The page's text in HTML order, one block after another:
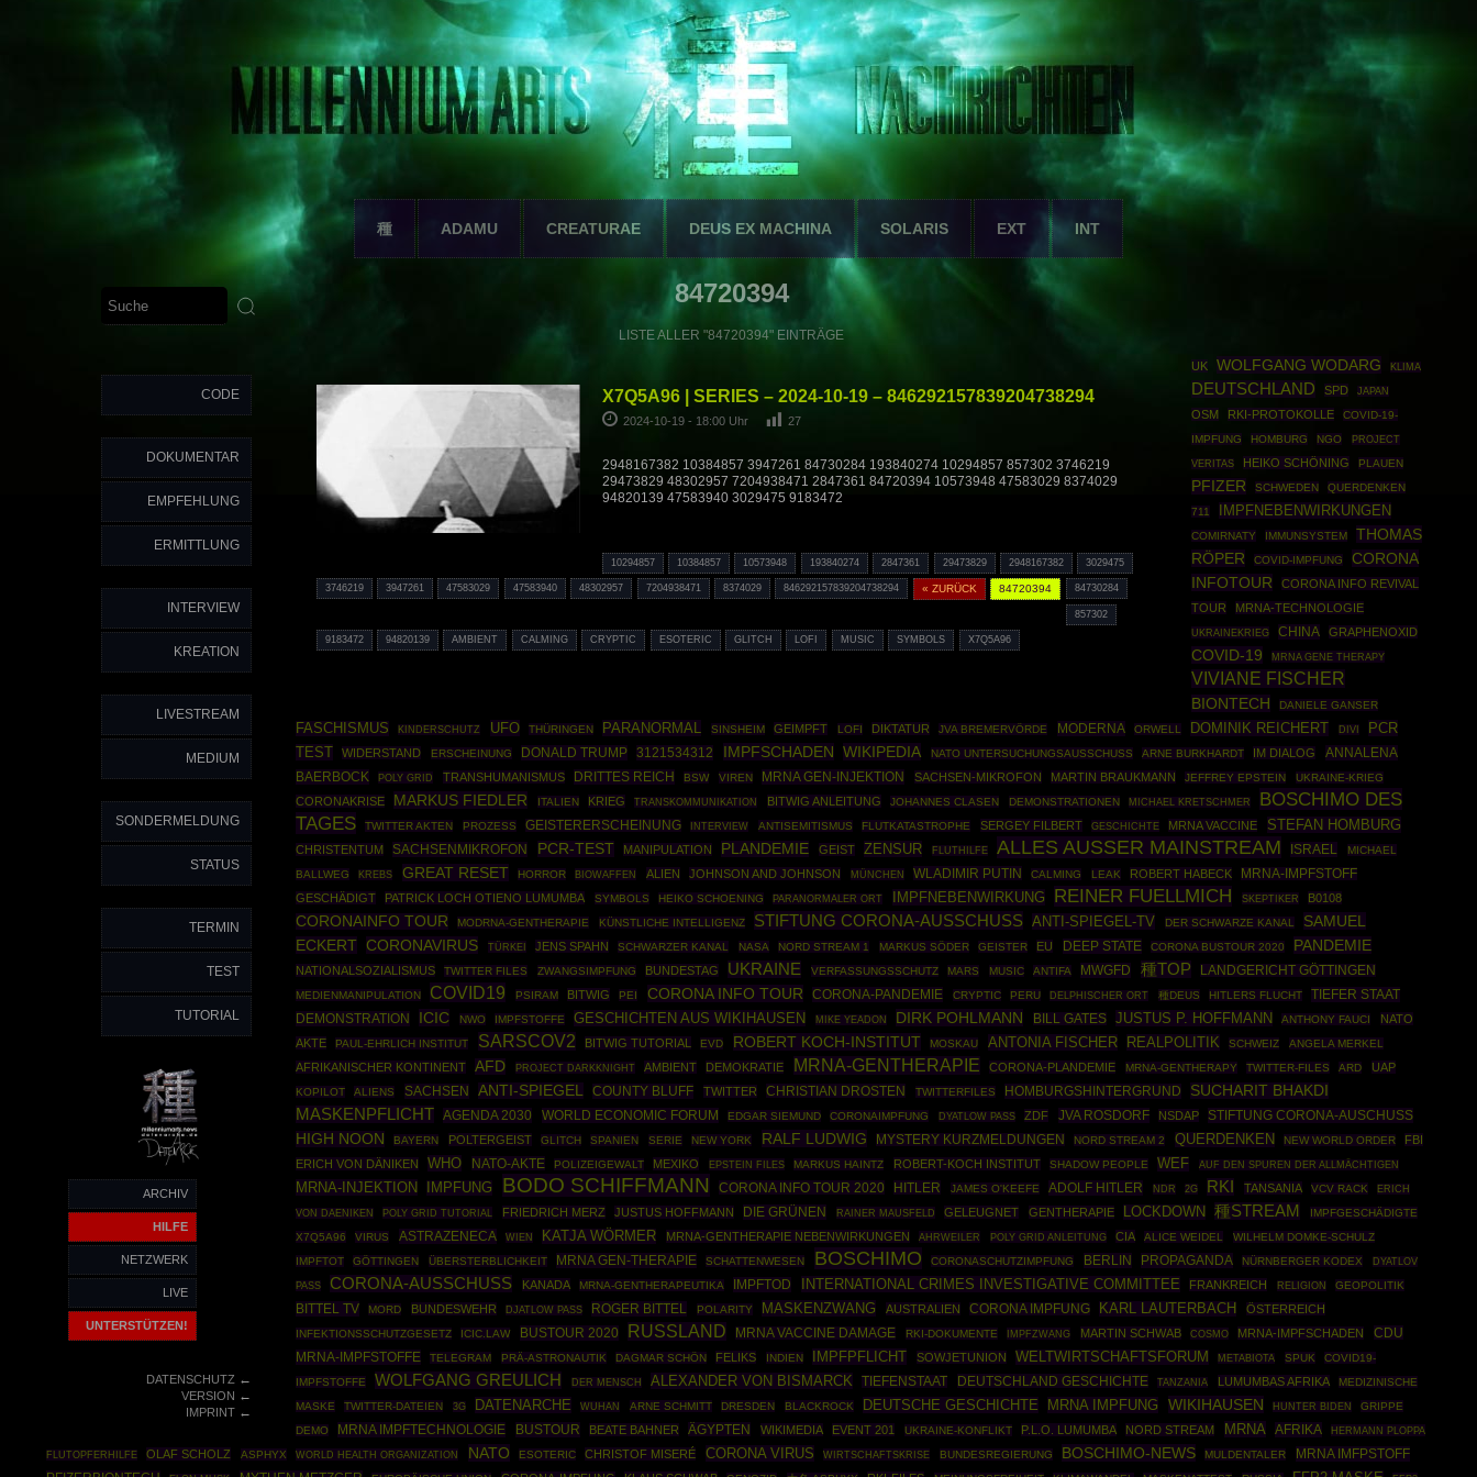
種 ADAMU CREATURAE DEUS EX MACHINA SOLARIS EXT INT
CODE
DOKUMENTAR
EMPFEHLUNG
ERMITTLUNG
INTERVIEW
KREATION
LIVESTREAM
MEDIUM
SONDERMELDUNG
STATUS
TERMIN
TEST
TUTORIAL
ARCHIV
HILFE
NETZWERK
LIVE
UNTERSTÜTZEN!
DATENSCHUTZ←
VERSION ←
IMPRINT←
84720394
LISTE ALLER "84720394" EINTRÄGE
X7Q5A96 | SERIES – 2024-10-19 – 846292157839204738294
2024-10-19 - 18:00 Uhr 27
2948167382 10384857 3947261 84730284 193840274 10294857 857302 3746219
29473829 48302957 7204938471 2847361 84720394 10573948 47583029 8374029
94820139 47583940 3029475 9183472
10294857 10384857 10573948 193840274 2847361 29473829 2948167382 3029475
3746219 3947261 47583029 47583940 48302957 7204938471 8374029 846292157839204738294 « ZURÜCK 84720394 84730284
857302
9183472 94820139 AMBIENT CALMING CRYPTIC ESOTERIC GLITCH LOFI MUSIC SYMBOLS X7Q5A96
UK WOLFGANG WODARG KLIMA
DEUTSCHLAND SPD JAPAN
OSM RKI-PROTOKOLLE
COVID-19-
IMPFUNG
HOMBURG NGO PROJECT
VERITAS HEIKO SCHÖNING PLAUEN
PFIZER SCHWEDEN
QUERDENKEN
711
IMPFNEBENWIRKUNGEN
COMIRNATY IMMUNSYSTEM
THOMAS
RÖPER
COVID-IMPFUNG
CORONA
INFOTOUR
CORONA INFO REVIVAL
TOUR
MRNA-TECHNOLOGIE
UKRAINEKRIEG CHINA GRAPHENOXID
COVID-19 MRNA GENE THERAPY
VIVIANE FISCHER
BIONTECH DANIELE GANSER
FASCHISMUS KINDERSCHUTZ UFO THÜRINGEN PARANORMAL SINSHEIM GEIMPFT LOFI DIKTATUR JVA BREMERVÖRDE MODERNA ORWELL DOMINIK REICHERT DIVI
PCR
TEST
WIDERSTAND ERSCHEINUNG DONALD TRUMP 3121534312 IMPFSCHADEN WIKIPEDIA NATO UNTERSUCHUNGSAUSSCHUSS ARNE BURKHARDT IM DIALOG
ANNALENA
BAERBOCK
POLY GRID TRANSHUMANISMUS DRITTES REICH BSW VIREN MRNA GEN-INJEKTION SACHSEN-MIKROFON MARTIN BRAUKMANN JEFFREY EPSTEIN UKRAINE-KRIEG
CORONAKRISE MARKUS FIEDLER ITALIEN KRIEG TRANSKOMMUNIKATION BITWIG ANLEITUNG JOHANNES CLASEN DEMONSTRATIONEN MICHAEL KRETSCHMER
BOSCHIMO DES
TAGES
TWITTER AKTEN PROZESS GEISTERERSCHEINUNG INTERVIEW ANTISEMITISMUS FLUTKATASTROPHE SERGEY FILBERT GESCHICHTE MRNA VACCINE STEFAN HOMBURG
CHRISTENTUM SACHSENMIKROFON PCR-TEST MANIPULATION PLANDEMIE GEIST ZENSUR FLUTHILFE ALLES AUSSER MAINSTREAM ISRAEL
MICHAEL
BALLWEG
KREBS GREAT RESET HORROR BIOWAFFEN ALIEN JOHNSON AND JOHNSON MÜNCHEN WLADIMIR PUTIN CALMING LEAK ROBERT HABECK
MRNA-IMPFSTOFF
GESCHÄDIGT
PATRICK LOCH OTIENO LUMUMBA SYMBOLS HEIKO SCHOENING PARANORMALER ORT IMPFNEBENWIRKUNG REINER FUELLMICH SKEPTIKER B0108
CORONAINFO TOUR MODRNA-GENTHERAPIE KÜNSTLICHE INTELLIGENZ STIFTUNG CORONA-AUSSCHUSS ANTI-SPIEGEL-TV DER SCHWARZE KANAL
SAMUEL
ECKERT
CORONAVIRUS TÜRKEI JENS SPAHN SCHWARZER KANAL NASA NORD STREAM 1 MARKUS SÖDER GEISTER EU DEEP STATE CORONA BUSTOUR 2020 PANDEMIE
NATIONALSOZIALISMUS TWITTER FILES ZWANGSIMPFUNG BUNDESTAG UKRAINE VERFASSUNGSSCHUTZ MARS MUSIC ANTIFA MWGFD 種TOP LANDGERICHT GÖTTINGEN
MEDIENMANIPULATION COVID19 PSIRAM BITWIG PEI CORONA INFO TOUR CORONA-PANDEMIE CRYPTIC PERU DELPHISCHER ORT 種DEUS HITLERS FLUCHT
TIEFER STAAT
DEMONSTRATION
ICIC NWO IMPFSTOFFE GESCHICHTEN AUS WIKIHAUSEN MIKE YEADON DIRK POHLMANN BILL GATES JUSTUS P. HOFFMANN ANTHONY FAUCI
NATO
AKTE
PAUL-EHRLICH INSTITUT SARSCOV2 BITWIG TUTORIAL EVD ROBERT KOCH-INSTITUT MOSKAU ANTONIA FISCHER REALPOLITIK SCHWEIZ ANGELA MERKEL
AFRIKANISCHER KONTINENT AFD PROJECT DARKKNIGHT AMBIENT DEMOKRATIE MRNA-GENTHERAPIE CORONA-PLANDEMIE MRNA-GENTHERAPY TWITTER-FILES ARD UAP
KOPILOT ALIENS SACHSEN ANTI-SPIEGEL COUNTY BLUFF TWITTER CHRISTIAN DROSTEN TWITTERFILES HOMBURGSHINTERGRUND SUCHARIT BHAKDI
MASKENPFLICHT AGENDA 2030 WORLD ECONOMIC FORUM EDGAR SIEMUND CORONAIMPFUNG DYATLOW PASS ZDF JVA ROSDORF NSDAP STIFTUNG CORONA-AUSCHUSS
HIGH NOON BAYERN POLTERGEIST GLITCH SPANIEN SERIE NEW YORK RALF LUDWIG MYSTERY KURZMELDUNGEN NORD STREAM 2 QUERDENKEN NEW WORLD ORDER
FBI
ERICH VON DÄNIKEN
WHO NATO-AKTE POLIZEIGEWALT MEXIKO EPSTEIN FILES MARKUS HAINTZ ROBERT-KOCH INSTITUT SHADOW PEOPLE WEF AUF DEN SPUREN DER ALLMÄCHTIGEN
MRNA-INJEKTION IMPFUNG BODO SCHIFFMANN CORONA INFO TOUR 2020 HITLER JAMES O'KEEFE ADOLF HITLER NDR 2G RKI TANSANIA VCV RACK ERICH
VON DAENIKEN POLY GRID TUTORIAL FRIEDRICH MERZ JUSTUS HOFFMANN DIE GRÜNEN RAINER MAUSFELD GELEUGNET GENTHERAPIE LOCKDOWN 種STREAM
IMPFGESCHÄDIGTE
X7Q5A96
VIRUS ASTRAZENECA WIEN KATJA WÖRMER MRNA-GENTHERAPIE NEBENWIRKUNGEN AHRWEILER POLY GRID ANLEITUNG CIA ALICE WEIDEL
WILHELM DOMKE-SCHULZ
IMPFTOT
GÖTTINGEN ÜBERSTERBLICHKEIT MRNA GEN-THERAPIE SCHATTENWESEN BOSCHIMO CORONASCHUTZIMPFUNG BERLIN PROPAGANDA NÜRNBERGER KODEX DYATLOV
PASS CORONA-AUSSCHUSS KANADA MRNA-GENTHERAPEUTIKA IMPFTOD INTERNATIONAL CRIMES INVESTIGATIVE COMMITTEE FRANKREICH RELIGION GEOPOLITIK
BITTEL TV MORD BUNDESWEHR DJATLOW PASS ROGER BITTEL POLARITY MASKENZWANG AUSTRALIEN CORONA IMPFUNG KARL LAUTERBACH ÖSTERREICH
INFEKTIONSSCHUTZGESETZ ICIC.LAW BUSTOUR 2020 RUSSLAND MRNA VACCINE DAMAGE RKI-DOKUMENTE IMPFZWANG MARTIN SCHWAB COSMO MRNA-IMPFSCHADEN CDU
MRNA-IMPFSTOFFE TELEGRAM PRÄ-ASTRONAUTIK DAGMAR SCHÖN FELIKS INDIEN IMPFPFLICHT SOWJETUNION WELTWIRTSCHAFTSFORUM METABIOTA SPUK
COVID19-
IMPFSTOFFE
WOLFGANG GREULICH DER MENSCH ALEXANDER VON BISMARCK TIEFENSTAAT DEUTSCHLAND GESCHICHTE TANZANIA LUMUMBAS AFRIKA
MEDIZINISCHE
MASKE
TWITTER-DATEIEN 3G DATENARCHE WUHAN ARNE SCHMITT DRESDEN BLACKROCK DEUTSCHE GESCHICHTE MRNA IMPFUNG WIKIHAUSEN HUNTER BIDEN
GRIPPE
DEMO
MRNA IMPFTECHNOLOGIE BUSTOUR BEATE BAHNER ÄGYPTEN WIKIMEDIA EVENT 201 UKRAINE-KONFLIKT P.L.O. LUMUMBA NORD STREAM MRNA AFRIKA HERMANN PLOPPA
FLUTOPFERHILFE OLAF SCHOLZ ASPHYX WORLD HEALTH ORGANIZATION NATO ESOTERIC CHRISTOF MISERÉ CORONA VIRUS WIRTSCHAFTSKRISE BUNDESREGIERUNG BOSCHIMO-NEWS MULDENTALER
MRNA IMFPSTOFF